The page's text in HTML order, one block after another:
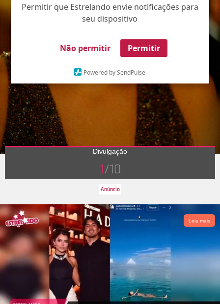
Permitir que Estrelando envie notificações para
seu dispositivo
Não permitir Permitir
Powered by SendPulse
Divulgação
1/10
Charlize Theron está completando 41 anos de idade de puro
talento, neste domingo, dia 7, e nada melhor para comemorar
a ocasião do que relembrar todos os momentos que essa
quarentona foi umabadass
! Seja na vida real ou na ficção,
Charlize sempre escolhe personagens com muita garra, e
podemos aprender com elas e com a atriz a sermosduronas!
Duvida? Confira, a seguir!
Leia mais